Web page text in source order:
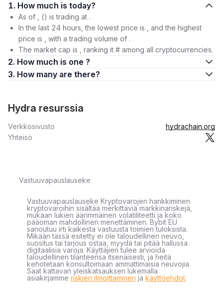
1. How much is today?
As of , () is trading at .
In the last 24 hours, the lowest price is , and the highest
price is , with a trading volume of .
The market cap is , ranking it # among all cryptocurrencies.
2. How much is one ?
3. How many are there?
Hydra resurssia
Verkkosivusto
hydrachain.org
Yhteisö
Vastuuvapauslauseke
Vastuuvapauslauseke Kryptovarojen hankkiminen
kryptovaroihin sisältää merkittäviä markkinariskejä,
mukaan lukien äärimmäinen volatiliteetti ja koko
pääoman mahdollinen menettäminen. Bybit EU
sanoutuu irti kaikesta vastuusta toimien tuloksista.
Mikään tässä esitetty ei ole taloudellinen neuvo,
suositus tai tarjous ostaa, myydä tai pitää hallussa
digitaalisia varoja. Käyttäjien tulee arvioida
taloudellinen tilanteensa itsenäisesti, ja heitä
kehotetaan konsultoimaan ammattimaisia neuvojia.
Saat kattavan yleiskatsauksen lukemalla
asiakirjamme riskien ilmoittaminen ja käyttöehdot.